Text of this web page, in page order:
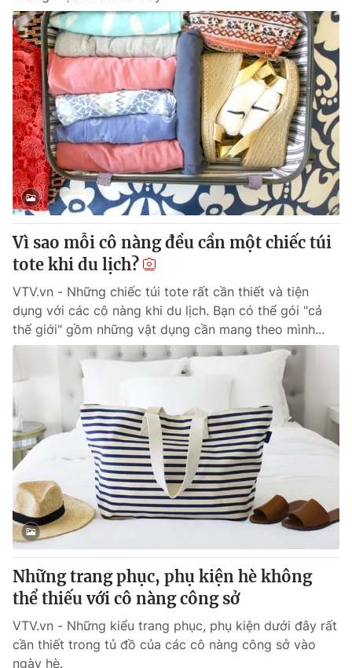
Vì sao mỗi cô nàng đều cần một chiếc túi
tote khi du lịch?
VTV.vn - Những chiếc túi tote rất cần thiết và tiện
dụng với các cô nàng khi du lịch. Bạn có thể gói "cả
thế giới" gồm những vật dụng cần mang theo mình...
Những trang phục, phụ kiện hè không
thể thiếu với cô nàng công sở
VTV.vn - Những kiểu trang phục, phụ kiện dưới đây rất
cần thiết trong tủ đồ của các cô nàng công sở vào
ngày hè.